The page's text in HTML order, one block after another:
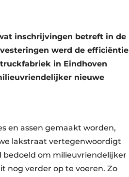
inschrijvingen betreft in de
werd de efficiëntie
in Eindhoven
nieuwe
en assen gemaakt worden,
lakstraat vertegenwoordigt
bedoeld om milieuvriendelijker
nog verder op te voeren. Zo